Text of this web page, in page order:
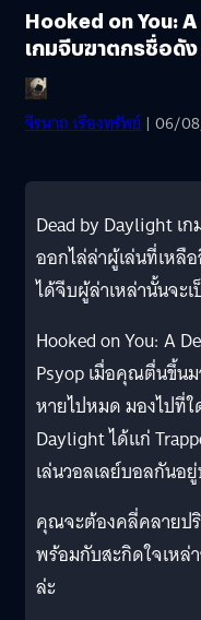
Hooked on You:
เกมจีบฆาตกรชื่อดัง
จีรนาถ เรืองทรัพย์ | 06/
Dead by Daylight เ
ออกไล่ล่าผู้เล่นที่เหลื
ได้จีบผู้ล่าเหล่านั้นจะเ
Hooked on You: A
Psyop เมื่อคุณตื่นขึ้น
หายไปหมด มองไปที่ใ
Daylight ได้แก่
เล่นวอลเลย์บอลกันอ
คุณจะต้องคลี่คลายป
พร้อมกับสะกิดใจเหล่
ล่ะ